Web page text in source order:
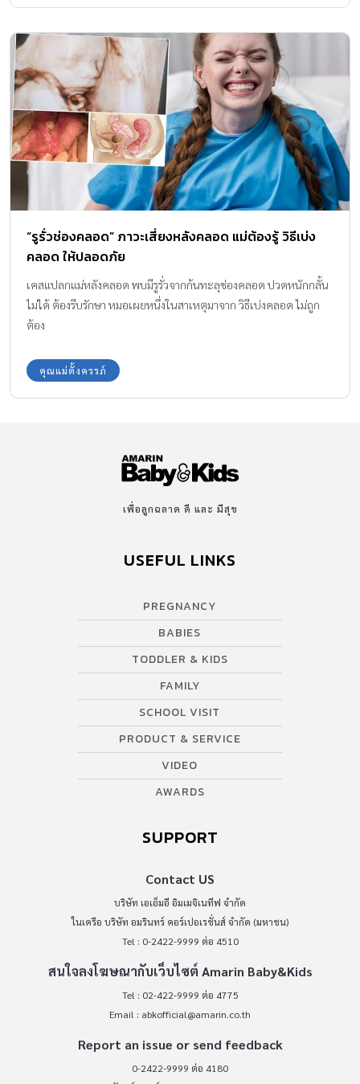
“รูรั่วช่องคลอด” ภาวะเสี่ยงหลังคลอด แม่ต้องรู้ วิธีเบ่ง
คลอด ให้ปลอดภัย
เคสแปลกแม่หลังคลอด พบมีรูรั่วจากก้นทะลุช่องคลอด ปวดหนักกลั้น
ไม่ได้ ต้องรีบรักษา หมอเผยหนึ่งในสาเหตุมาจาก วิธีเบ่งคลอด ไม่ถูก
ต้อง
คุณแม่ตั้งครรภ์
เพื่อลูกฉลาด ดี และ มีสุข
USEFUL LINKS
PREGNANCY
BABIES
TODDLER & KIDS
FAMILY
SCHOOL VISIT
PRODUCT & SERVICE
VIDEO
AWARDS
SUPPORT
Contact US
บริษัท เอเอ็มอี อิมเมจิเนทีฟ จำกัด
ในเครือ บริษัท อมรินทร์ คอร์เปอเรชั่นส์ จำกัด (มหาชน)
Tel : 0-2422-9999 ต่อ 4510
สนใจลงโฆษณากับเว็บไซต์ Amarin Baby&Kids
Tel : 02-422-9999 ต่อ 4775
Email : abkofficial@amarin.co.th
Report an issue or send feedback
0-2422-9999 ต่อ 4180